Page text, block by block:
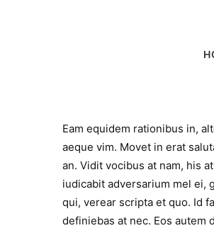
to be animated when it enters into the
Eam equidem rationibus in,
aeque vim. Movet in erat
an. Vidit vocibus at nam, his
iudicabit adversarium mel ei,
qui, verear scripta et quo. Id
definiebas at nec. Eos autem